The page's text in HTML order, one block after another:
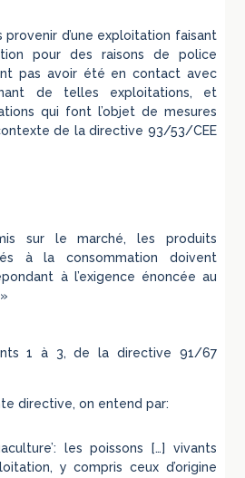
d’une exploitation faisant
pour des raisons de police
pas avoir été en contact avec
de telles exploitations, et
qui font l’objet de mesures
de la directive 93/53/CEE
le marché, les produits
à la consommation doivent
à l’exigence énoncée au
1 à 3, de la directive 91/67
directive, on entend par:
les poissons […] vivants
y compris ceux d’origine